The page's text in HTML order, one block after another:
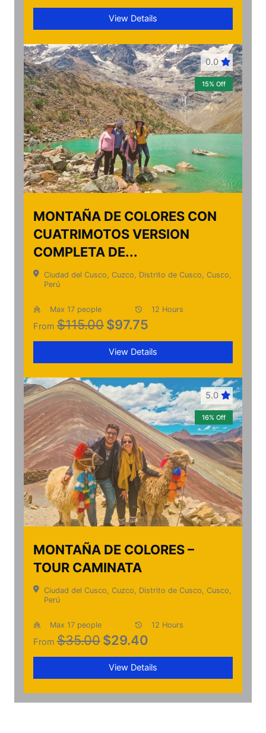
View Details
0.0
MONTAÑA DE COLORES CON
CUATRIMOTOS VERSION
COMPLETA DE...
Ciudad del Cusco, Cuzco, Distrito de Cusco, Cusco,
Perú
Max 17 people 12 Hours
15% Off
From $115.00$97.75
View Details
5.0
MONTAÑA DE COLORES –
TOUR CAMINATA
Ciudad del Cusco, Cuzco, Distrito de Cusco, Cusco,
Perú
Max 17 people 12 Hours
16% Off
From $35.00$29.40
View Details